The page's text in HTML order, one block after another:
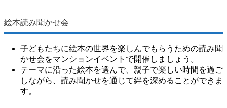
絵本読み聞かせ会
子どもたちに絵本の世界を楽しんでもらうための読み聞
かせ会をマンションイベントで開催しましょう。
テーマに沿った絵本を選んで、親子で楽しい時間を過ご
しながら、読み聞かせを通じて絆を深めることができま
す。